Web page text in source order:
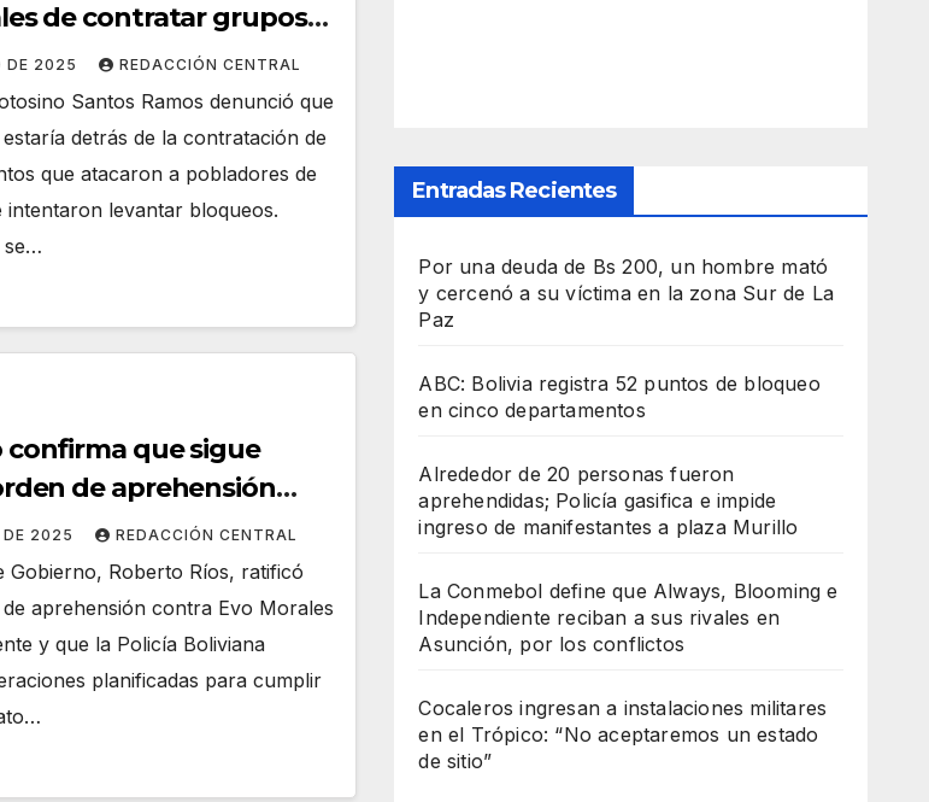
de contratar grupos
DE 2025 REDACCIÓN CENTRAL
Santos Ramos denunció que
detrás de la contratación de
que atacaron a pobladores de
intentaron levantar bloqueos.
se…
confirma que sigue
de aprehensión
Morales
DE 2025 REDACCIÓN CENTRAL
Gobierno, Roberto Ríos, ratificó
aprehensión contra Evo Morales
y que la Policía Boliviana
planificadas para cumplir
Entradas Recientes
Por una deuda de Bs 200, un hombre mató
y cercenó a su víctima en la zona Sur de La
Paz
ABC: Bolivia registra 52 puntos de bloqueo
en cinco departamentos
Alrededor de 20 personas fueron
aprehendidas; Policía gasifica e impide
ingreso de manifestantes a plaza Murillo
La Conmebol define que Always, Blooming e
Independiente reciban a sus rivales en
Asunción, por los conflictos
Cocaleros ingresan a instalaciones militares
en el Trópico: “No aceptaremos un estado
de sitio”